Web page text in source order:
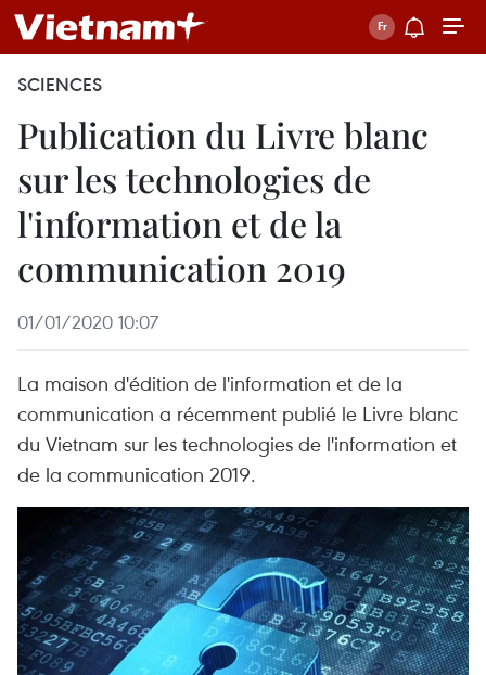
SCIENCES
Publication du Livre blanc
sur les technologies de
l'information et de la
communication 2019
01/01/2020 10:07
La maison d'édition de l'information et de la
communication a récemment publié le Livre blanc
du Vietnam sur les technologies de l'information et
de la communication 2019.